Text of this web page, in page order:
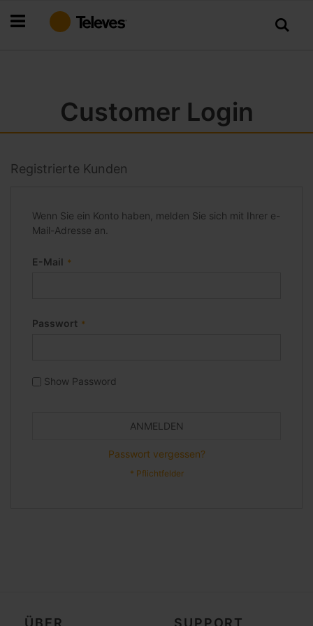
Inhalt
Customer Login
Registrierte Kunden
Wenn Sie ein Konto haben, melden Sie sich mit Ihrer e-
Mail-Adresse an.
E-Mail
Passwort
Show Password
ANMELDEN
Passwort vergessen?